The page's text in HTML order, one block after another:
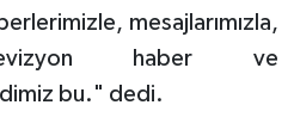
mesajlarımızla,
haber ve
bu." dedi.